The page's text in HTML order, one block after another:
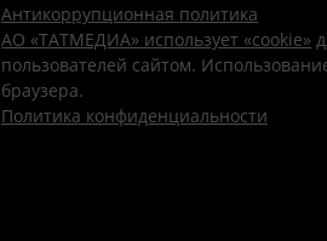
Антикоррупционная политика
АО «ТАТМЕДИА» использует «cookie»
пользователей сайтом.
браузера.
Политика конфиденциальности